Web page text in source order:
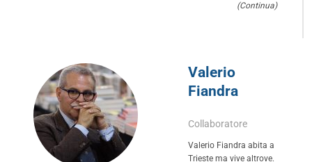
(Continua)
Valerio
Fiandra
Collaboratore
Valerio Fiandra abita a
Trieste ma vive altrove.